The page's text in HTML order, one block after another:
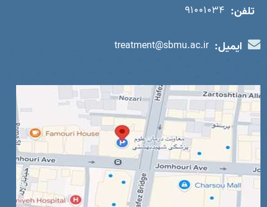
تلفن: 91001034
ایمیل: treatment@sbmu.ac.ir